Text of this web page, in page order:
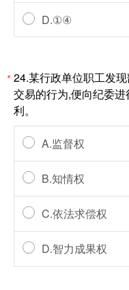
D.①④
*24.某行政单位职工发
交易的行为,便向纪委
利。
A.监督权
B.知情权
C.依法求偿权
D.智力成果权